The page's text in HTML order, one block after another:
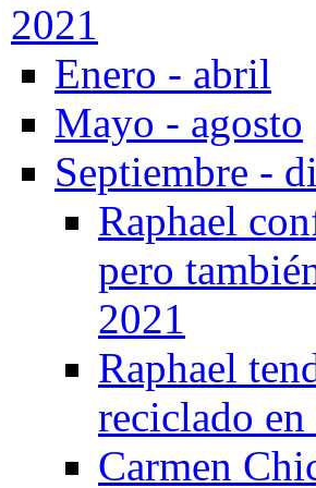
2021
Enero - abril
Mayo - agosto
Septiembre -
Raphael
pero
2021
Raphael
reciclado
Carmen